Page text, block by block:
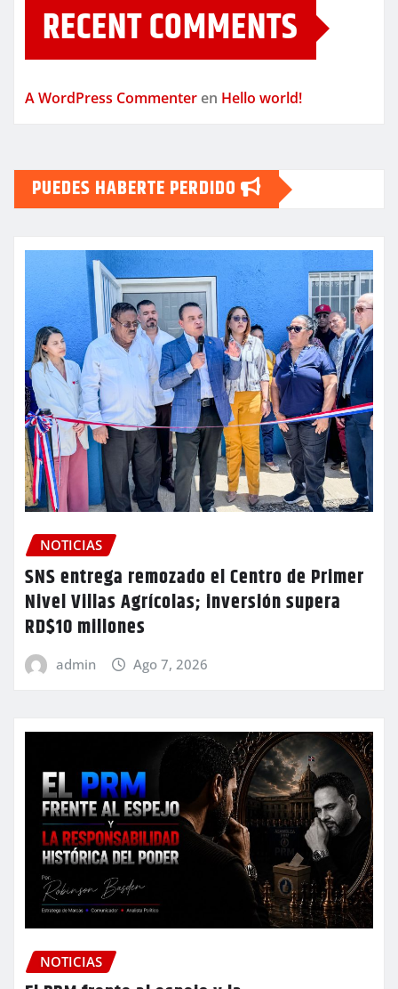
RECENT COMMENTS
A WordPress Commenter en Hello world!
PUEDES HABERTE PERDIDO
NOTICIAS
SNS entrega remozado el Centro de Primer
Nivel Villas Agrícolas; inversión supera
RD$10 millones
admin Ago 7, 2026
NOTICIAS